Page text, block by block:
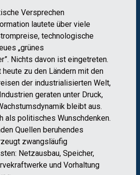
Versprechen
lautete über viele
technologische
„grünes
Nichts davon ist eingetreten.
zu den Ländern mit den
der industrialisierten Welt,
geraten unter Druck,
bleibt aus.
als politisches Wunschdenken.
Quellen beruhendes
zwangsläufig
Netzausbau, Speicher,
und Vorhaltung